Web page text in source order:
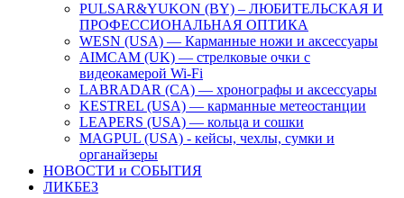
PULSAR&YUKON (BY) – ЛЮБИТЕЛЬСКАЯ И
ПРОФЕССИОНАЛЬНАЯ ОПТИКА
WESN (USA) — Карманные ножи и аксессуары
AIMCAM (UK) — стрелковые очки с
видеокамерой Wi-Fi
LABRADAR (CA) — хронографы и аксессуары
KESTREL (USA) — карманные метеостанции
LEAPERS (USA) — кольца и сошки
MAGPUL (USA) - кейсы, чехлы, сумки и
органайзеры
НОВОСТИ и СОБЫТИЯ
ЛИКБЕЗ